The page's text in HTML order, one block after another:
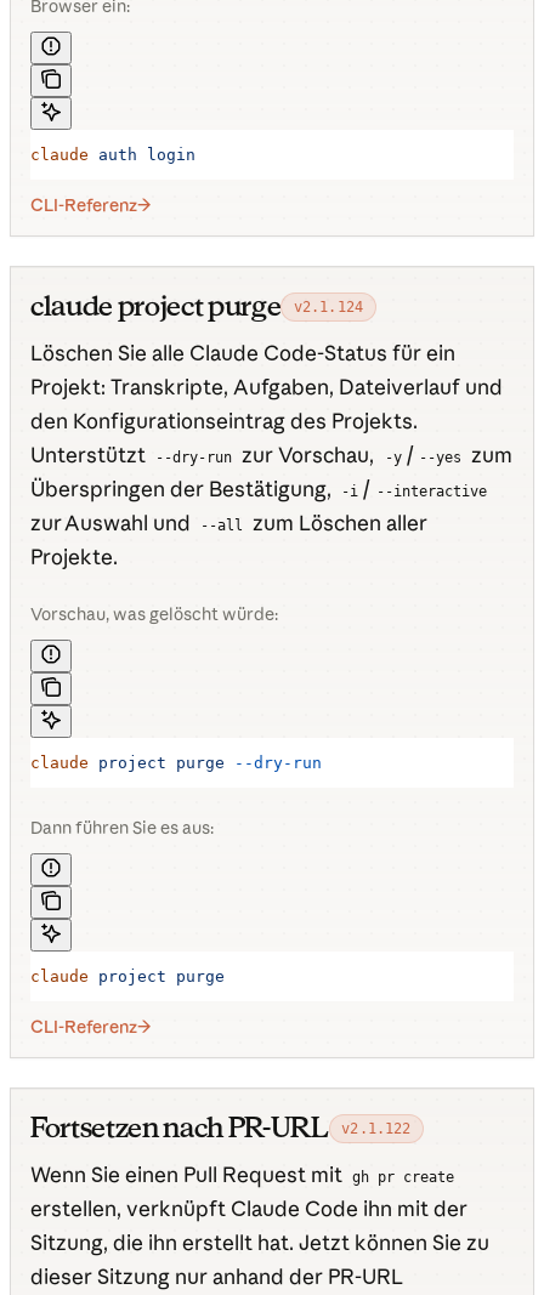
Browser ein:
claude auth login
CLI-Referenz
claude project purge v2.1.124
Löschen Sie alle Claude Code-Status für ein
Projekt: Transkripte, Aufgaben, Dateiverlauf und
den Konfigurationseintrag des Projekts.
Unterstützt
--dry-run zur Vorschau, -y / --yes
zum
Überspringen der Bestätigung,
-i / --interactive
zur Auswahl und --all
zum Löschen aller
Projekte.
Vorschau, was gelöscht würde:
claude project purge --dry-run
Dann führen Sie es aus:
claude project purge
CLI-Referenz
Fortsetzen nach PR-URL v2.1.122
Wenn Sie einen Pull Request mit gh pr create
erstellen, verknüpft Claude Code ihn mit der
Sitzung, die ihn erstellt hat. Jetzt können Sie zu
dieser Sitzung nur anhand der PR-URL